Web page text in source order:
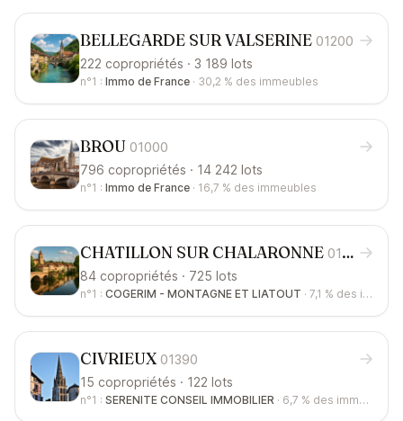
BELLEGARDE SUR VALSERINE 01200
222 copropriétés · 3 189 lots
n°1 : Immo de France · 30,2 % des immeubles
BROU 01000
796 copropriétés · 14 242 lots
n°1 : Immo de France · 16,7 % des immeubles
CHATILLON SUR CHALARONNE 01400
84 copropriétés · 725 lots
n°1 : COGERIM - MONTAGNE ET LIATOUT · 7,1 % des immeubles
CIVRIEUX01390
15 copropriétés · 122 lots
n°1 : SERENITE CONSEIL IMMOBILIER · 6,7 % des immeubles